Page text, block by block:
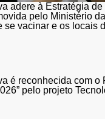
adere à Estratégia
pelo Ministério
se vacinar e os locais